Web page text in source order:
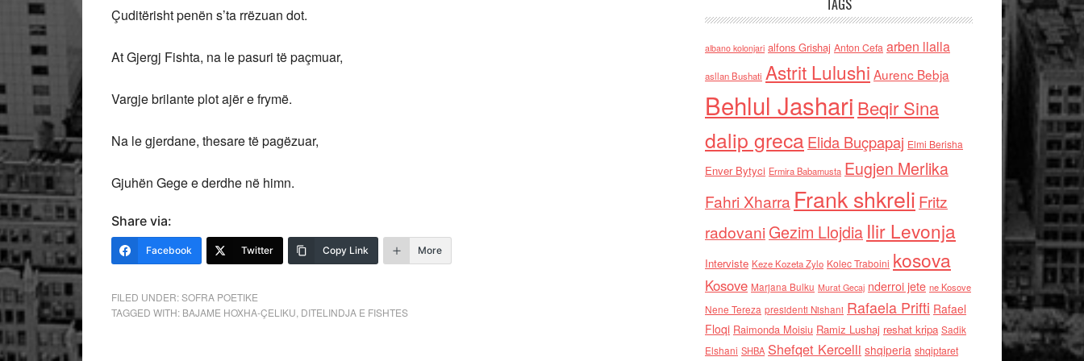
Çuditërisht penën s’ta rrëzuan dot.
At Gjergj Fishta, na le pasuri të paçmuar,
Vargje brilante plot ajër e frymë.
Na le gjerdane, thesare të pagëzuar,
Gjuhën Gege e derdhe në himn.
Share via:
Facebook Twitter Copy Link More
FILED UNDER:SOFRA POETIKE
TAGGED WITH: BAJAME HOXHA-ÇELIKU DITELINDJA E FISHTES
TAGS
albano kolonjari alfons Grishaj Anton Cefa arben llalla
asllan Bushati Astrit Lulushi Aurenc Bebja
Behlul Jashari Beqir Sina
dalip grecaElida Buçpapaj Elmi Berisha
Enver Bytyci Ermira Babamusta Eugjen Merlika
Fahri Xharra Frank shkreli Fritz
radovaniGezim Llojdia Ilir Levonja
Interviste Keze Kozeta Zylo Kolec Traboini kosova
Kosove Marjana Bulku Murat Gecaj nderroi jete ne Kosove
Nene Tereza presidenti Nishani Rafaela Prifti Rafael
Floqi Raimonda Moisiu Ramiz Lushaj reshat kripa Sadik
Elshani SHBA Shefqet Kercelli shqiperia shqiptaret